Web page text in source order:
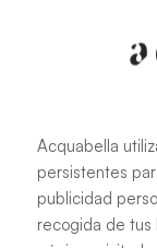
PDF
Manual de
ducha Akron®
Acquabella
persistentes
publicidad
recogida de tus